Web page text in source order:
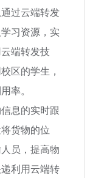
过云端转发
习资源，实
端转发技
区的学生，
率。
息的实时跟
货物的位
员，提高物
利用云端转